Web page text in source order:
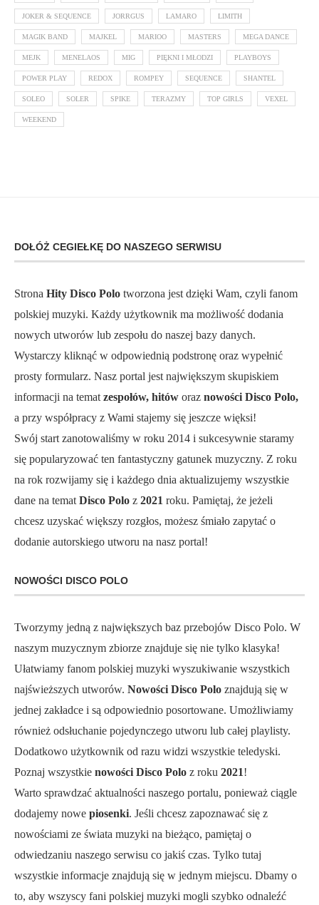
JOKER & SEQUENCE JORRGUS LAMARO LIMITH
MAGIK BAND MAJKEL MARIOO MASTERS MEGA DANCE
MEJK MENELAOS MIG PIĘKNI I MŁODZI PLAYBOYS
POWER PLAY REDOX ROMPEY SEQUENCE SHANTEL
SOLEO SOLER SPIKE TERAZMY TOP GIRLS VEXEL
WEEKEND
DOŁÓŻ CEGIEŁKĘ DO NASZEGO SERWISU
Strona Hity Disco Polo tworzona jest dzięki Wam, czyli fanom
polskiej muzyki. Każdy użytkownik ma możliwość dodania
nowych utworów lub zespołu do naszej bazy danych.
Wystarczy kliknąć w odpowiednią podstronę oraz wypełnić
prosty formularz. Nasz portal jest największym skupiskiem
informacji na tematzespołów, hitów oraz nowości Disco Polo,
a przy współpracy z Wami stajemy się jeszcze więksi!
Swój start zanotowaliśmy w roku 2014 i sukcesywnie staramy
się popularyzować ten fantastyczny gatunek muzyczny. Z roku
na rok rozwijamy się i każdego dnia aktualizujemy wszystkie
dane na tematDisco Polo z 2021 roku. Pamiętaj, że jeżeli
chcesz uzyskać większy rozgłos, możesz śmiało zapytać o
dodanie autorskiego utworu na nasz portal!
NOWOŚCI DISCO POLO
Tworzymy jedną z największych baz przebojów Disco Polo. W
naszym muzycznym zbiorze znajduje się nie tylko klasyka!
Ułatwiamy fanom polskiej muzyki wyszukiwanie wszystkich
najświeższych utworów. Nowości Disco Polo znajdują się w
jednej zakładce i są odpowiednio posortowane. Umożliwiamy
również odsłuchanie pojedynczego utworu lub całej playlisty.
Dodatkowo użytkownik od razu widzi wszystkie teledyski.
Poznaj wszystkie nowości Disco Polo z roku 2021!
Warto sprawdzać aktualności naszego portalu, ponieważ ciągle
dodajemy nowe piosenki. Jeśli chcesz zapoznawać się z
nowościami ze świata muzyki na bieżąco, pamiętaj o
odwiedzaniu naszego serwisu co jakiś czas. Tylko tutaj
wszystkie informacje znajdują się w jednym miejscu. Dbamy o
to, aby wszyscy fani polskiej muzyki mogli szybko odnaleźć